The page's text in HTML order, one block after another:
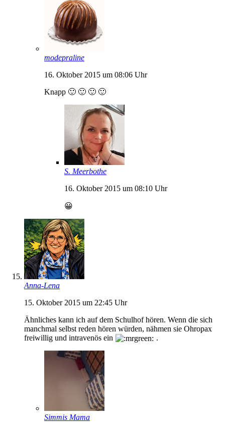
modepraline
16. Oktober 2015 um 08:06 Uhr
Knapp 🙂 🙂 🙂 🙂
S. Meerbothe
16. Oktober 2015 um 08:10 Uhr
😀
Anna-Lena
15. Oktober 2015 um 22:45 Uhr
Ähnliches kann ich auf dem Schulhof hören. Wenn die sich
manchmal selbst reden hören würden, nähmen sie Ohropax
freiwillig und intravenös ein
.
Simmis Mama